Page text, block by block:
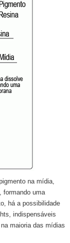
na mídia,
formando uma
há a possibilidade
indispensáveis
maioria das mídias